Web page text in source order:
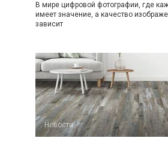
В мире цифровой фотографии, где
имеет значение, а качество
зависит
Новости